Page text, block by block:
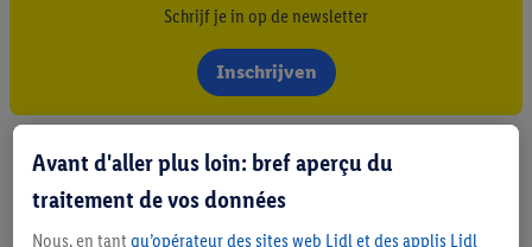
Schrijf je in op de newsletter
Inschrijven
Avant d'aller plus loin: bref aperçu du
traitement de vos données
Nous, en tant qu’opérateur des sites web Lidl et des applis Lidl